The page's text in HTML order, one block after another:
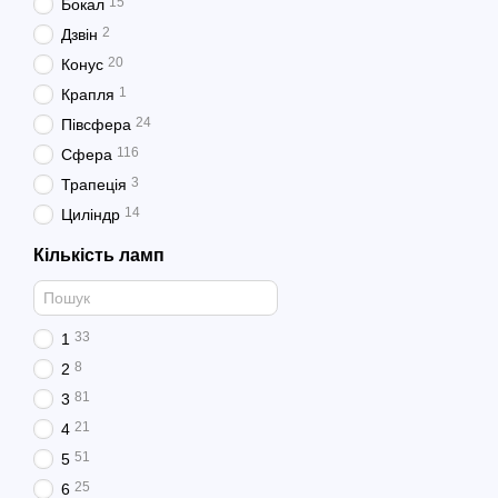
Бокал
Дзвін 2
Конус 20
Крапля 1
Півсфера 24
Сфера 116
Трапеція 3
Циліндр 14
Кількість ламп
1 33
2 8
3 81
4 21
5 51
6 25